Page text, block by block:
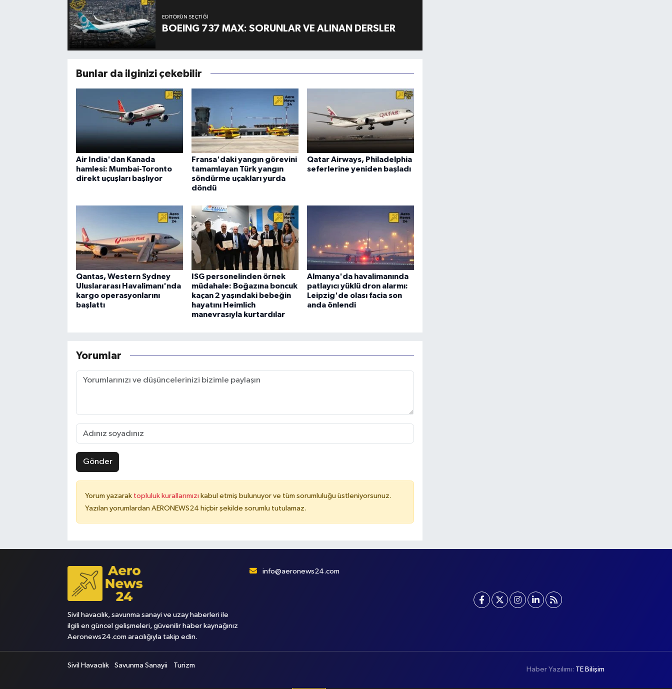
EDITÖRÜN SEÇTIĞI
BOEING 737 MAX: SORUNLAR VE ALINAN DERSLER
Bunlar da ilginizi çekebilir
Air India'dan Kanada
hamlesi: Mumbai-Toronto
direkt uçuşları başlıyor
Fransa'daki yangın görevini
tamamlayan Türk yangın
söndürme uçakları yurda
döndü
Qatar Airways, Philadelphia
seferlerine yeniden başladı
Qantas, Western Sydney
Uluslararası Havalimanı'nda
kargo operasyonlarını
başlattı
ISG personelinden örnek
müdahale: Boğazına boncuk
kaçan 2 yaşındaki bebeğin
hayatını Heimlich
manevrasıyla kurtardılar
Almanya'da havalimanında
patlayıcı yüklü dron alarmı:
Leipzig'de olası facia son
anda önlendi
Yorumlar
Gönder
Yorum yazarak topluluk kurallarımızı kabul etmiş bulunuyor ve tüm sorumluluğu üstleniyorsunuz.
Yazılan yorumlardan AERONEWS24 hiçbir şekilde sorumlu tutulamaz.
Sivil havacılık, savunma sanayi ve uzay haberleri ile
ilgili en güncel gelişmeleri, güvenilir haber kaynağınız
Aeronews24.com aracılığıyla takip edin.
info@aeronews24.com
Sivil Havacılık Savunma Sanayii Turizm
Haber Yazılımı: TE Bilişim